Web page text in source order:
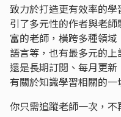
致力於打造更有效率的
引了多元性的作者與老
富的老師，橫跨多種領
語言等，也有最多元的上
還是長期訂閱、每月更
有關於知識學習相關的一
你只需追蹤老師一次，